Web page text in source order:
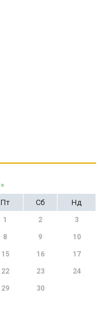
»
Пт Сб Нд
1 2 3
8 9 10
15 16 17
22 23 24
29 30